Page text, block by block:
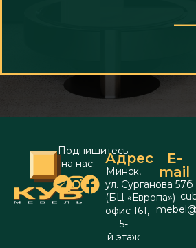
Адрес
Минск,
ул. Сурганова 57б
(БЦ «Европа»)
офис 161,
5-
й этаж
E-
mail
Подпишитесь
на нас: